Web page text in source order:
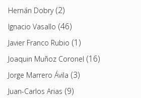
Hernán Dobry(2)
Ignacio Vasallo (46)
Javier Franco Rubio (1)
Joaquin Muñoz Coronel (16)
Jorge Marrero Ávila (3)
Juan-Carlos Arias (9)